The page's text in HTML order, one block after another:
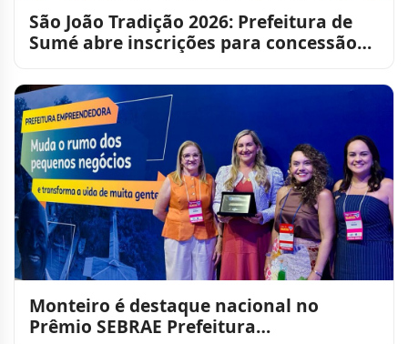
São João Tradição 2026: Prefeitura de
Sumé abre inscrições para concessão
Monteiro é destaque nacional no
Prêmio SEBRAE Prefeitura